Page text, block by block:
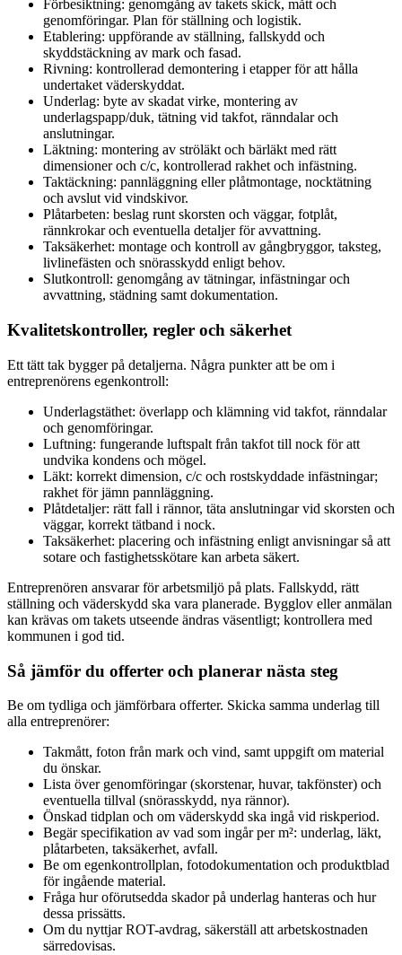
Förbesiktning: genomgång av takets skick, mått och
genomföringar. Plan för ställning och logistik.
Etablering: uppförande av ställning, fallskydd och
skyddstäckning av mark och fasad.
Rivning: kontrollerad demontering i etapper för att hålla
undertaket väderskyddat.
Underlag: byte av skadat virke, montering av
underlagspapp/duk, tätning vid takfot, ränndalar och
anslutningar.
Läktning: montering av ströläkt och bärläkt med rätt
dimensioner och c/c, kontrollerad rakhet och infästning.
Taktäckning: pannläggning eller plåtmontage, nocktätning
och avslut vid vindskivor.
Plåtarbeten: beslag runt skorsten och väggar, fotplåt,
rännkrokar och eventuella detaljer för avvattning.
Taksäkerhet: montage och kontroll av gångbryggor, taksteg,
livlinefästen och snörasskydd enligt behov.
Slutkontroll: genomgång av tätningar, infästningar och
avvattning, städning samt dokumentation.
Kvalitetskontroller, regler och säkerhet
Ett tätt tak bygger på detaljerna. Några punkter att be om i
entreprenörens egenkontroll:
Underlagstäthet: överlapp och klämning vid takfot, ränndalar
och genomföringar.
Luftning: fungerande luftspalt från takfot till nock för att
undvika kondens och mögel.
Läkt: korrekt dimension, c/c och rostskyddade infästningar;
rakhet för jämn pannläggning.
Plåtdetaljer: rätt fall i rännor, täta anslutningar vid skorsten och
väggar, korrekt tätband i nock.
Taksäkerhet: placering och infästning enligt anvisningar så att
sotare och fastighetsskötare kan arbeta säkert.
Entreprenören ansvarar för arbetsmiljö på plats. Fallskydd, rätt
ställning och väderskydd ska vara planerade. Bygglov eller anmälan
kan krävas om takets utseende ändras väsentligt; kontrollera med
kommunen i god tid.
Så jämför du offerter och planerar nästa steg
Be om tydliga och jämförbara offerter. Skicka samma underlag till
alla entreprenörer:
Takmått, foton från mark och vind, samt uppgift om material
du önskar.
Lista över genomföringar (skorstenar, huvar, takfönster) och
eventuella tillval (snörasskydd, nya rännor).
Önskad tidplan och om väderskydd ska ingå vid riskperiod.
Begär specifikation av vad som ingår per m²: underlag, läkt,
plåtarbeten, taksäkerhet, avfall.
Be om egenkontrollplan, fotodokumentation och produktblad
för ingående material.
Fråga hur oförutsedda skador på underlag hanteras och hur
dessa prissätts.
Om du nyttjar ROT-avdrag, säkerställ att arbetskostnaden
särredovisas.